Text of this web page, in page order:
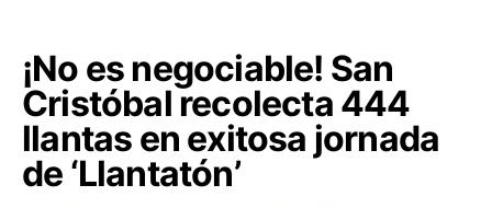
¡No es negociable! San
Cristóbal recolecta 444
llantas en exitosa jornada
de ‘Llantatón’